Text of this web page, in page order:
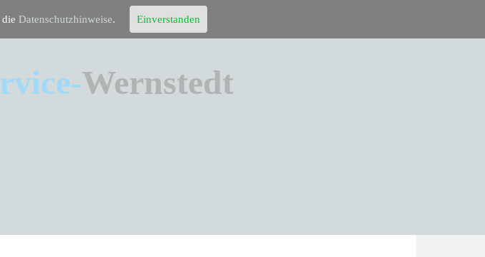
Datenschutzhinweise. Einverstanden
Wernstedt